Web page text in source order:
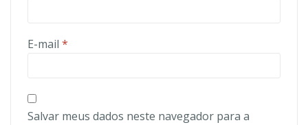
E-mail *
Salvar meus dados neste navegador para a